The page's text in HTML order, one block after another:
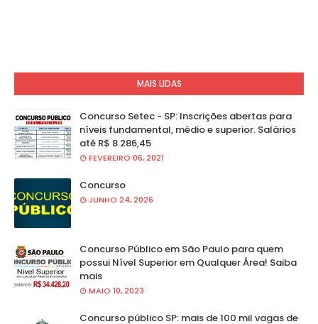
MAIS LIDAS
Concurso Setec - SP: Inscrições abertas para
níveis fundamental, médio e superior. Salários
até R$ 8.286,45
FEVEREIRO 06, 2021
Concurso
JUNHO 24, 2026
Concurso Público em São Paulo para quem
possui Nível Superior em Qualquer Área! Saiba
mais
MAIO 10, 2023
Concurso público SP: mais de 100 mil vagas de